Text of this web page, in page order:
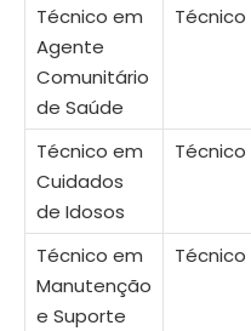
Técnico em
Agente
Comunitário
de Saúde
Técnico
Técnico em
Cuidados
de Idosos
Técnico
Técnico em
Manutenção
e Suporte
Técnico